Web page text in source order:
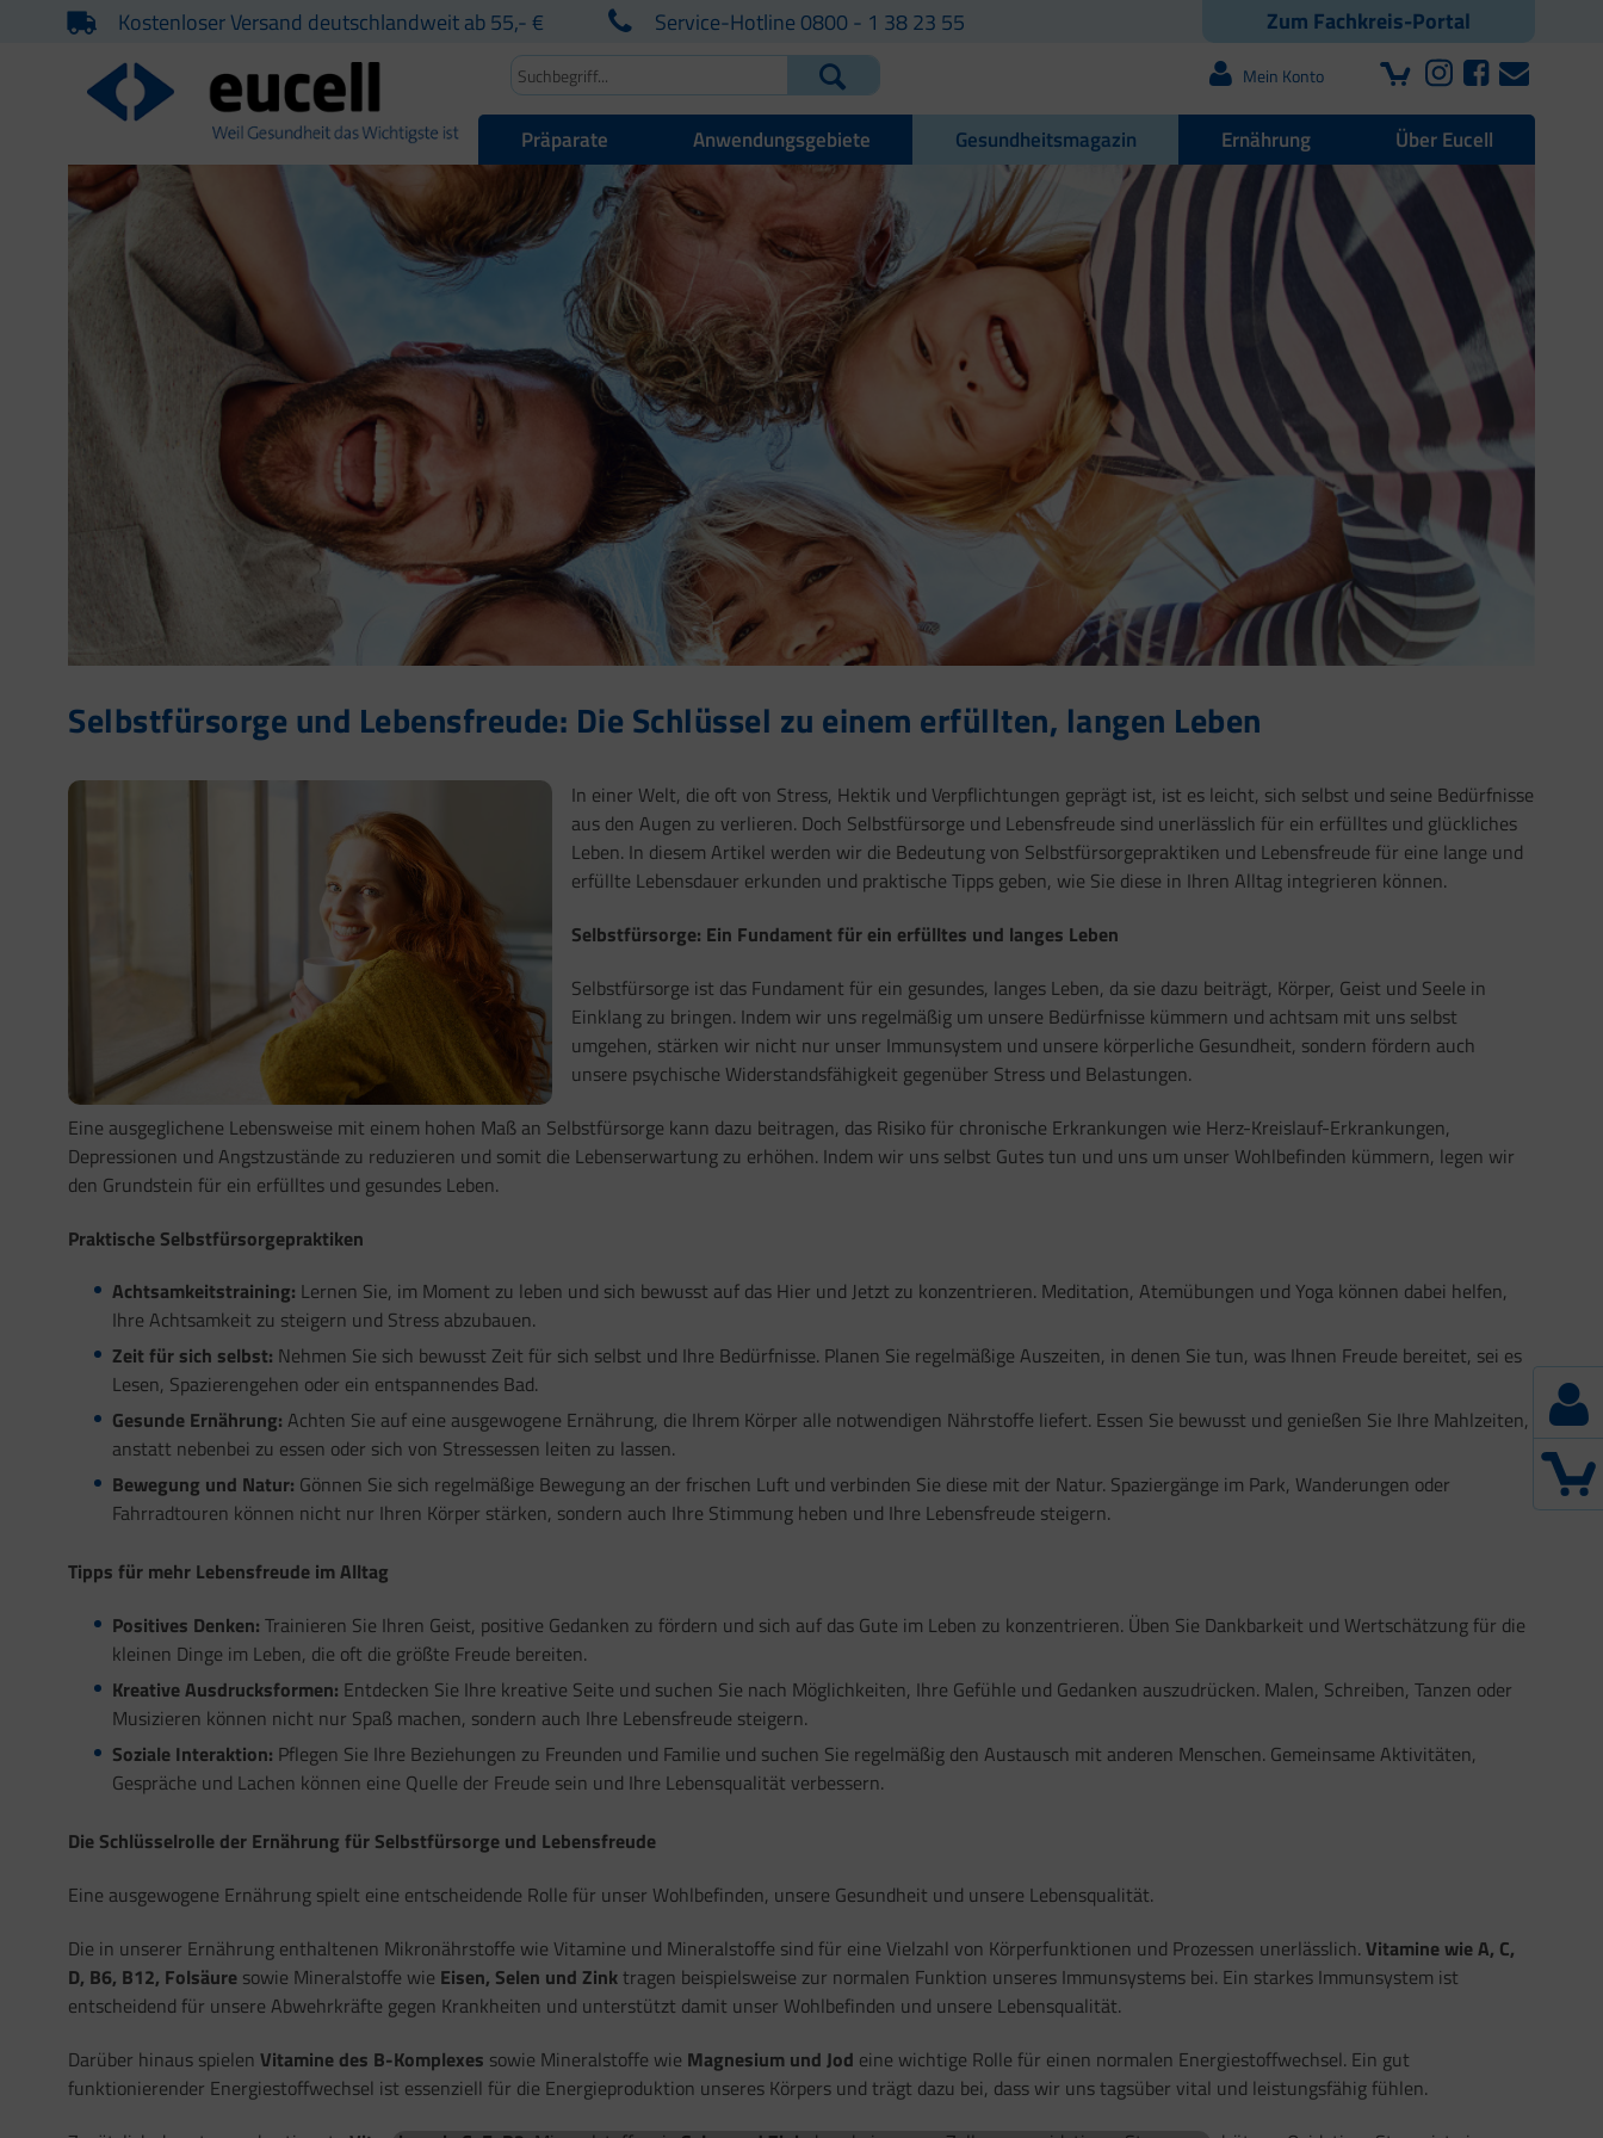
Zum Fachkreis-Portal
Kostenloser Versand deutschlandweit ab 55,- € Service-Hotline 0800 - 1 38 23 55
Mein Konto
Präparate Anwendungsgebiete Gesundheitsmagazin Ernährung Über Eucell
Selbstfürsorge und Lebensfreude: Die Schlüssel zu einem erfüllten, langen Leben
In einer Welt, die oft von Stress, Hektik und Verpflichtungen geprägt ist, ist es leicht, sich selbst und seine Bedürfnisse
aus den Augen zu verlieren. Doch Selbstfürsorge und Lebensfreude sind unerlässlich für ein erfülltes und glückliches
Leben. In diesem Artikel werden wir die Bedeutung von Selbstfürsorgepraktiken und Lebensfreude für eine lange und
erfüllte Lebensdauer erkunden und praktische Tipps geben, wie Sie diese in Ihren Alltag integrieren können.
Selbstfürsorge: Ein Fundament für ein erfülltes und langes Leben
Selbstfürsorge ist das Fundament für ein gesundes, langes Leben, da sie dazu beiträgt, Körper, Geist und Seele in
Einklang zu bringen. Indem wir uns regelmäßig um unsere Bedürfnisse kümmern und achtsam mit uns selbst
umgehen, stärken wir nicht nur unser Immunsystem und unsere körperliche Gesundheit, sondern fördern auch
unsere psychische Widerstandsfähigkeit gegenüber Stress und Belastungen.
Eine ausgeglichene Lebensweise mit einem hohen Maß an Selbstfürsorge kann dazu beitragen, das Risiko für chronische Erkrankungen wie Herz-Kreislauf-Erkrankungen,
Depressionen und Angstzustände zu reduzieren und somit die Lebenserwartung zu erhöhen. Indem wir uns selbst Gutes tun und uns um unser Wohlbefinden kümmern, legen wir
den Grundstein für ein erfülltes und gesundes Leben.
Praktische Selbstfürsorgepraktiken
Achtsamkeitstraining: Lernen Sie, im Moment zu leben und sich bewusst auf das Hier und Jetzt zu konzentrieren. Meditation, Atemübungen und Yoga können dabei helfen,
Ihre Achtsamkeit zu steigern und Stress abzubauen.
Zeit für sich selbst: Nehmen Sie sich bewusst Zeit für sich selbst und Ihre Bedürfnisse. Planen Sie regelmäßige Auszeiten, in denen Sie tun, was Ihnen Freude bereitet, sei es
Lesen, Spazierengehen oder ein entspannendes Bad.
Gesunde Ernährung: Achten Sie auf eine ausgewogene Ernährung, die Ihrem Körper alle notwendigen Nährstoffe liefert. Essen Sie bewusst und genießen Sie Ihre Mahlzeiten,
anstatt nebenbei zu essen oder sich von Stressessen leiten zu lassen.
Bewegung und Natur: Gönnen Sie sich regelmäßige Bewegung an der frischen Luft und verbinden Sie diese mit der Natur. Spaziergänge im Park, Wanderungen oder
Fahrradtouren können nicht nur Ihren Körper stärken, sondern auch Ihre Stimmung heben und Ihre Lebensfreude steigern.
Tipps für mehr Lebensfreude im Alltag
Positives Denken: Trainieren Sie Ihren Geist, positive Gedanken zu fördern und sich auf das Gute im Leben zu konzentrieren. Üben Sie Dankbarkeit und Wertschätzung für die
kleinen Dinge im Leben, die oft die größte Freude bereiten.
Kreative Ausdrucksformen: Entdecken Sie Ihre kreative Seite und suchen Sie nach Möglichkeiten, Ihre Gefühle und Gedanken auszudrücken. Malen, Schreiben, Tanzen oder
Musizieren können nicht nur Spaß machen, sondern auch Ihre Lebensfreude steigern.
Soziale Interaktion: Pflegen Sie Ihre Beziehungen zu Freunden und Familie und suchen Sie regelmäßig den Austausch mit anderen Menschen. Gemeinsame Aktivitäten,
Gespräche und Lachen können eine Quelle der Freude sein und Ihre Lebensqualität verbessern.
Die Schlüsselrolle der Ernährung für Selbstfürsorge und Lebensfreude
Eine ausgewogene Ernährung spielt eine entscheidende Rolle für unser Wohlbefinden, unsere Gesundheit und unsere Lebensqualität.
Die in unserer Ernährung enthaltenen Mikronährstoffe wie Vitamine und Mineralstoffe sind für eine Vielzahl von Körperfunktionen und Prozessen unerlässlich. Vitamine wie A, C,
D, B6, B12, Folsäure sowie Mineralstoffe wie Eisen, Selen und Zinktragen beispielsweise zur normalen Funktion unseres Immunsystems bei. Ein starkes Immunsystem ist
entscheidend für unsere Abwehrkräfte gegen Krankheiten und unterstützt damit unser Wohlbefinden und unsere Lebensqualität.
Darüber hinaus spielen Vitamine des B-Komplexes sowie Mineralstoffe wie Magnesium und Jod eine wichtige Rolle für einen normalen Energiestoffwechsel. Ein gut
funktionierender Energiestoffwechsel ist essenziell für die Energieproduktion unseres Körpers und trägt dazu bei, dass wir uns tagsüber vital und leistungsfähig fühlen.